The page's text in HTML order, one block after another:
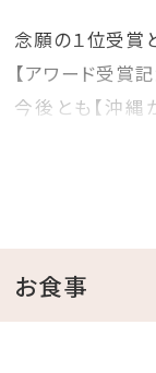
念願の１位受賞
【アワード受賞
今後とも【沖縄
☆アワード受賞
お食事